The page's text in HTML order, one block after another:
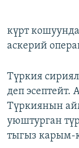
күрт
аскерий
Түркия
деп эсептейт.
Түркиянын
уюштурган
тыгыз карым-